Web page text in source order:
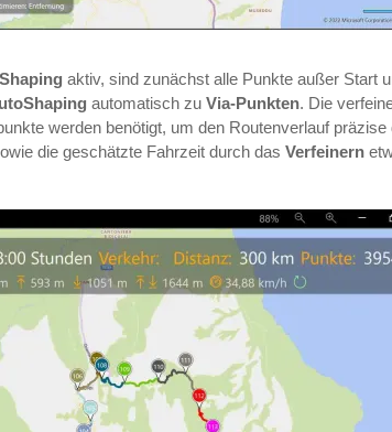
aktiv, sind zunächst alle Punkte außer Start
automatisch zuVia-Punkten. Die
werden benötigt, um den Routenverlauf präzise
die geschätzte Fahrzeit durch dasVerfeinern